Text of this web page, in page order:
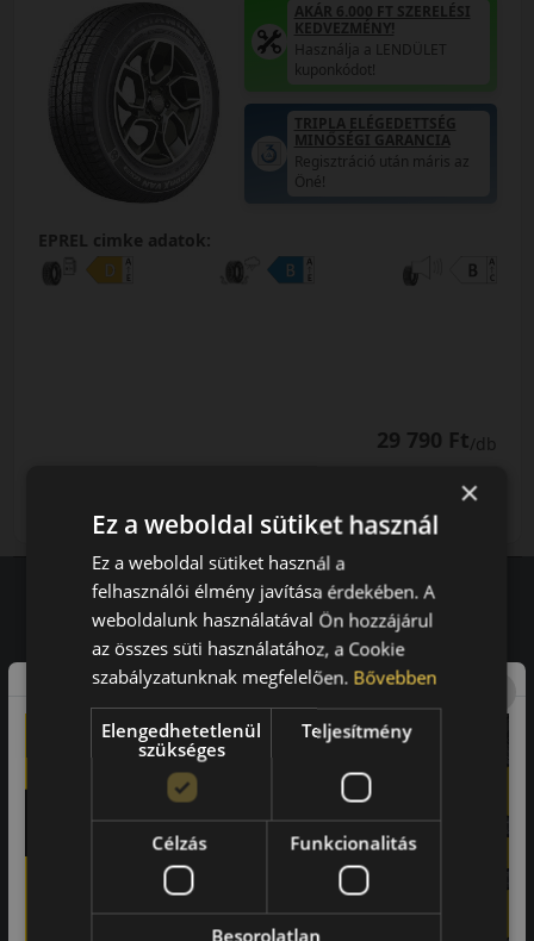
AKÁR 6.000 FT SZERELÉSI
KEDVEZMÉNY!
Használja a LENDÜLET
kuponkódot!
TRIPLA ELÉGEDETTSÉG
MINŐSÉGI GARANCIA
Regisztráció után máris az
Öné!
EPREL cimke adatok:
29 790 Ft/db
Vásárlói vélemények
97.76%
a vásárlók közül ajánlaná ismerősének ezt a boltot.
21659
vélemény alapján
Laca
×
Ez a weboldal sütiket használ
Ez a weboldal sütiket használ a
felhasználói élmény javítása érdekében. A
weboldalunk használatával Ön hozzájárul
az összes süti használatához, a Cookie
szabályzatunknak megfelelően. Bővebben
Elengedhetetlenül
szükséges
Teljesítmény
Célzás Funkcionalitás
Besorolatlan